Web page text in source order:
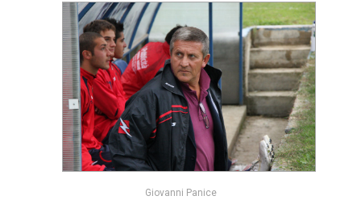
Giovanni Panice